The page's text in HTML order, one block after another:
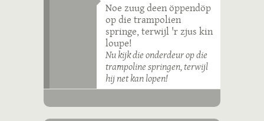
Noe zuug deen öppendöp
op die trampolien
springe, terwijl 'r zjus kin
loupe!
Nu kijk die onderdeur op die
trampoline springen, terwijl
hij net kan lopen!